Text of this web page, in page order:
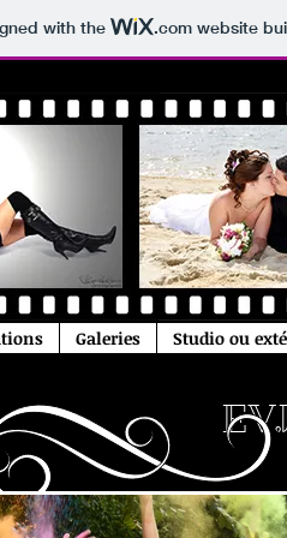
with the .comwebsite
Galeries Studio ou